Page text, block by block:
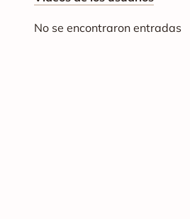
No se encontraron entradas